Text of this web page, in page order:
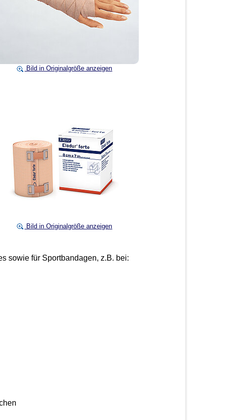
Bild in Originalgröße anzeigen
Bild in Originalgröße anzeigen
sowie für Sportbandagen, z.B. bei: